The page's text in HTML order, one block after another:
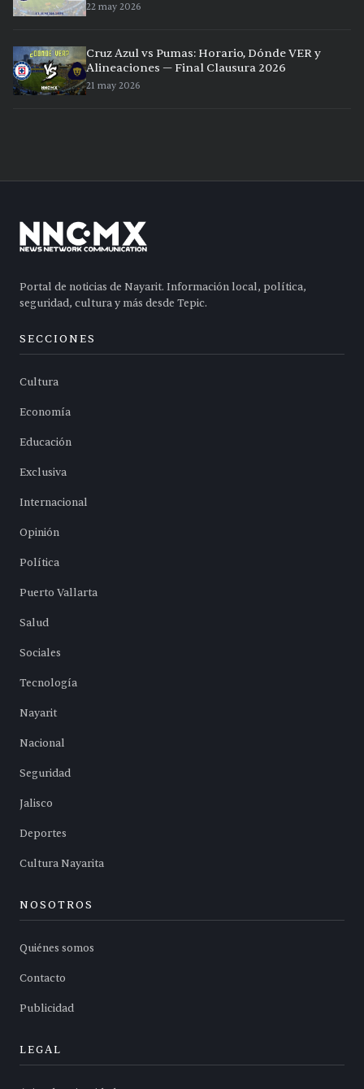
22 may 2026
Cruz Azul vs Pumas: Horario, Dónde VER y
Alineaciones — Final Clausura 2026
21 may 2026
Portal de noticias de Nayarit. Información local, política,
seguridad, cultura y más desde Tepic.
SECCIONES
Cultura
Economía
Educación
Exclusiva
Internacional
Opinión
Política
Puerto Vallarta
Salud
Sociales
Tecnología
Nayarit
Nacional
Seguridad
Jalisco
Deportes
Cultura Nayarita
NOSOTROS
Quiénes somos
Contacto
Publicidad
LEGAL